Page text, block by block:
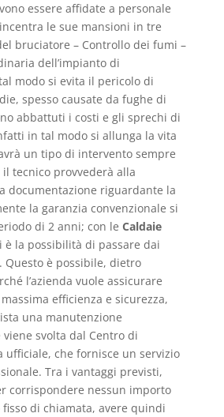
essere affidate a personale
le sue mansioni in tre
bruciatore – Controllo dei fumi –
dell’impianto di
modo si evita il pericolo di
spesso causate da fughe di
abbattuti i costi e gli sprechi di
in tal modo si allunga la vita
un tipo di intervento sempre
tecnico provvederà alla
documentazione riguardante la
la garanzia convenzionale si
di 2 anni; con le Caldaie
è la possibilità di passare dai
Questo è possibile, dietro
l’azienda vuole assicurare
efficienza e sicurezza,
una manutenzione
svolta dal Centro di
ufficiale, che fornisce un servizio
Tra i vantaggi previsti,
corrispondere nessun importo
di chiamata, avere quindi